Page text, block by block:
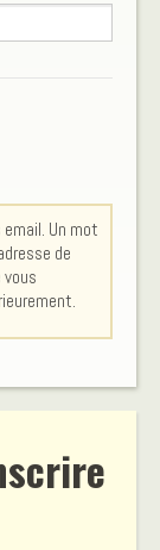
Un mot
de